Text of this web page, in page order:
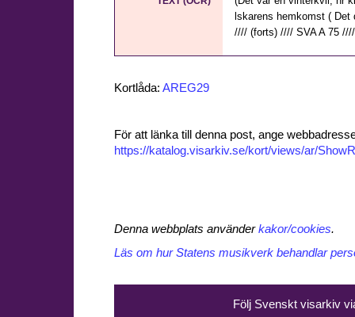
lskarens hemkomst (
//// (forts) //// SVA A 75 ////
Kortlåda: AREG29
För att länka till denna post, ange
https://katalog.visarkiv.se/kort/views/ar/
Denna webbplats använderkakor/cookies.
Läs om hur Statens musikverk behandlar
Följ Svenskt visarkiv